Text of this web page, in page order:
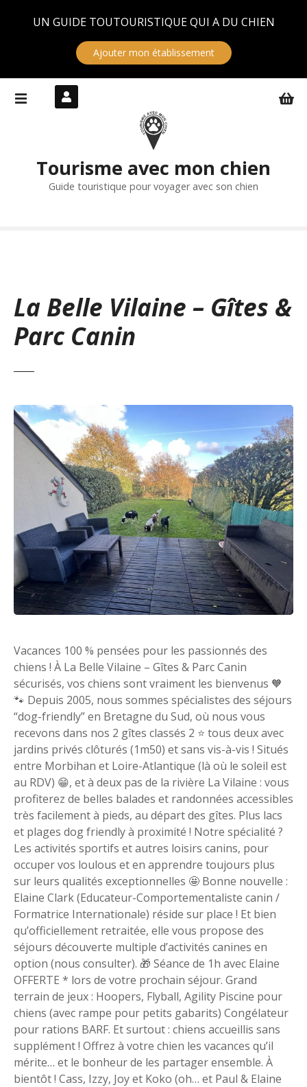
UN GUIDE TOUTOURISTIQUE QUI A DU CHIEN
Ajouter mon établissement
Tourisme avec mon chien
Guide touristique pour voyager avec son chien
La Belle Vilaine – Gîtes &
Parc Canin
Vacances 100 % pensées pour les passionnés des
chiens ! À La Belle Vilaine – Gîtes & Parc Canin
sécurisés, vos chiens sont vraiment les bienvenus 🧡
🐾 Depuis 2005, nous sommes spécialistes des séjours
“dog-friendly” en Bretagne du Sud, où nous vous
recevons dans nos 2 gîtes classés 2 ⭐️ tous deux avec
jardins privés clôturés (1m50) et sans vis-à-vis ! Situés
entre Morbihan et Loire-Atlantique (là où le soleil est
au RDV) 😁, et à deux pas de la rivière La Vilaine : vous
profiterez de belles balades et randonnées accessibles
très facilement à pieds, au départ des gîtes. Plus lacs
et plages dog friendly à proximité ! Notre spécialité ?
Les activités sportifs et autres loisirs canins, pour
occuper vos loulous et en apprendre toujours plus
sur leurs qualités exceptionnelles 🤩 Bonne nouvelle :
Elaine Clark (Educateur-Comportementaliste canin /
Formatrice Internationale) réside sur place ! Et bien
qu’officiellement retraitée, elle vous propose des
séjours découverte multiple d’activités canines en
option (nous consulter). 🎁 Séance de 1h avec Elaine
OFFERTE * lors de votre prochain séjour. Grand
terrain de jeux : Hoopers, Flyball, Agility Piscine pour
chiens (avec rampe pour petits gabarits) Congélateur
pour rations BARF. Et surtout : chiens accueillis sans
supplément ! Offrez à votre chien les vacances qu’il
mérite… et le bonheur de les partager ensemble. À
bientôt ! Cass, Izzy, Joy et Koko (oh… et Paul & Elaine